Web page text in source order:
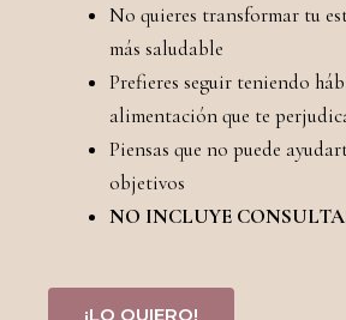
No quieres transformar tu
más saludable
Prefieres seguir teniendo
alimentación que te
Piensas que no puede
objetivos
NO INCLUYE
¡LO QUIERO!